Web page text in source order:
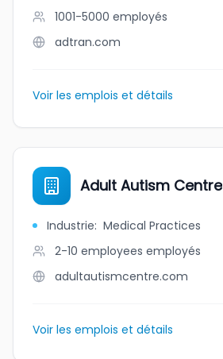
1001-5000 employés
adtran.com
Voir les emplois et détails
Adult Autism Centre
Industrie: Medical Practices
2-10 employees employés
adultautismcentre.com
Voir les emplois et détails